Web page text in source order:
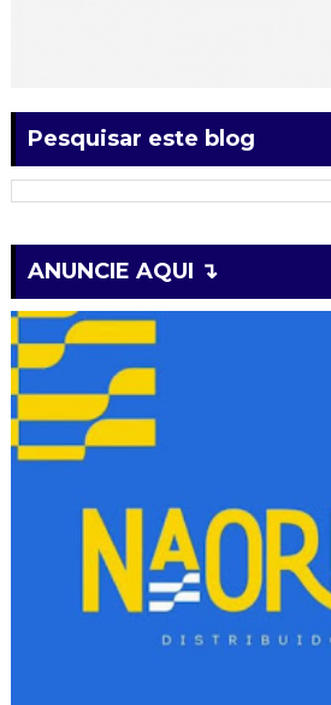
Pesquisar este blog
ANUNCIE AQUI ↴